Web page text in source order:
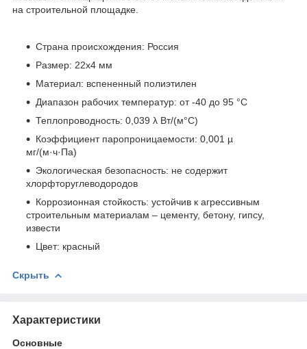
на строительной площадке.
Страна происхождения: Россия
Размер: 22х4 мм
Материал: вспененный полиэтилен
Диапазон рабочих температур: от -40 до 95 °С
Теплопроводность: 0,039 λ Вт/(м°С)
Коэффициент паропроницаемости: 0,001 µ
мг/(м·ч·Па)
Экологическая безопасность: не содержит
хлорфторуглеводородов
Коррозионная стойкость: устойчив к агрессивным
строительным материалам – цементу, бетону, гипсу,
извести
Цвет: красный
Скрыть
Характеристики
Основные